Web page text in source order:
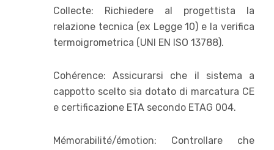
Collecte: Richiedere al progettista la
relazione tecnica (ex Legge 10) e la verifica
termoigrometrica (UNI EN ISO 13788).
Cohérence: Assicurarsi che il sistema a
cappotto scelto sia dotato di marcatura CE
e certificazione ETA secondo ETAG 004.
Mémorabilité/émotion: Controllare che